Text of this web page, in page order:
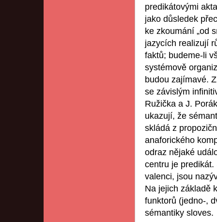
predikátovými
jako důsledek
ke zkoumání „od
jazycích realizují
faktů; budeme-li
systémově
budou zajímavé.
se závislým
Ružička a J.
ukazují, že
skládá z
anaforického
odraz nějaké
centru je
valenci, jsou
Na jejich základě
funktorů (jedno-,
sémantiky sloves.